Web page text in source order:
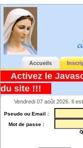
Accueils
Activez le
du site !!!
Vendredi 07 août 2026. Il
Pseudo ou Email :
Mot de passe :